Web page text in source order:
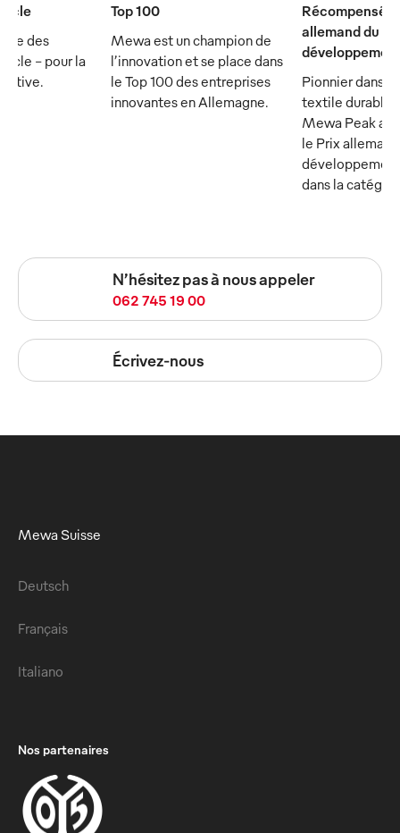
des
- pour la
Top 100
Mewa est un champion de
l’innovation et se place dans
le Top 100 des entreprises
innovantes en Allemagne.
Récompensé
allemand du
Pionnier dans
textile durable
Mewa Peak a
le Prix
dans la
N’hésitez pas à nous appeler
062 745 19 00
Écrivez-nous
Mewa Suisse
Deutsch
Français
Italiano
Nos partenaires